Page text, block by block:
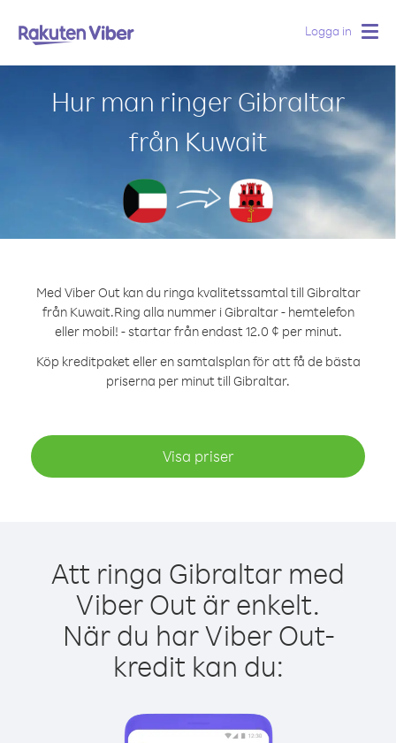
Logga in
Hur man ringer Gibraltar
från Kuwait
Med Viber Out kan du ringa kvalitetssamtal till Gibraltar
från Kuwait.Ring alla nummer i Gibraltar - hemtelefon
eller mobil! - startar från endast 12.0 ¢ per minut.
Köp kreditpaket eller en samtalsplan för att få de bästa
priserna per minut till Gibraltar.
Visa priser
Att ringa Gibraltar med
Viber Out är enkelt.
När du har Viber Out-
kredit kan du: